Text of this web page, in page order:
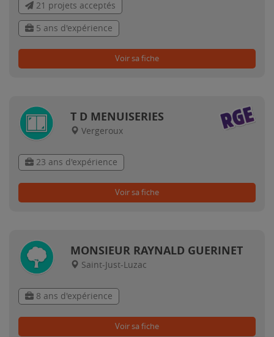
21 projets acceptés
5 ans d'expérience
Voir sa fiche
T D MENUISERIES
Vergeroux
23 ans d'expérience
Voir sa fiche
MONSIEUR RAYNALD GUERINET
Saint-Just-Luzac
8 ans d'expérience
Voir sa fiche